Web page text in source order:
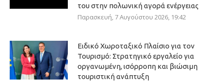
του στην πολωνική αγορά ενέργειας
Παρασκευή, 7 Αυγούστου 2026, 19:42
Ειδικό Χωροταξικό Πλαίσιο για τον
Τουρισμό: Στρατηγικό εργαλείο για
οργανωμένη, ισόρροπη και βιώσιμη
τουριστική ανάπτυξη